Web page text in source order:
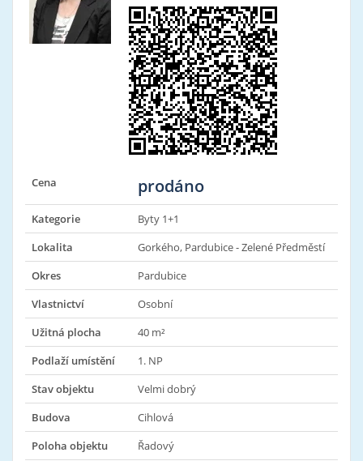
Cena prodáno
Kategorie
Byty 1+1
Lokalita
Gorkého, Pardubice - Zelené Předměstí
Okres
Pardubice
Vlastnictví
Osobní
Užitná plocha
40 m²
Podlaží umístění
1. NP
Stav objektu
Velmi dobrý
Budova
Cihlová
Poloha objektu
Řadový